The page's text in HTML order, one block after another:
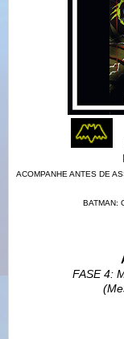
ACOMPANHE ANTES DE
BATMAN:
FASE 4: